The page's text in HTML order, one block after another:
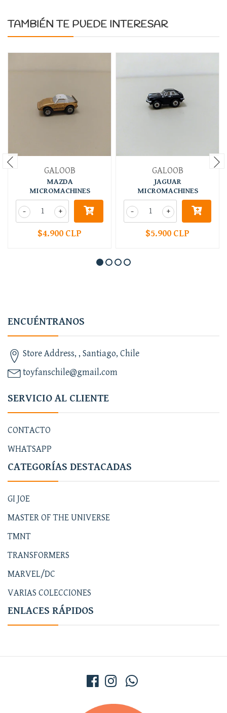
TAMBIÉN TE PUEDE INTERESAR
GALOOB
MAZDA
MICROMACHINES
+
-
$4.900 CLP
GALOOB
JAGUAR
MICROMACHINES
+
-
$5.900 CLP
ENCUÉNTRANOS
Store Address, , Santiago, Chile
toyfanschile@gmail.com
SERVICIO AL CLIENTE
CONTACTO
WHATSAPP
CATEGORÍAS DESTACADAS
GI JOE
MASTER OF THE UNIVERSE
TMNT
TRANSFORMERS
MARVEL/DC
VARIAS COLECCIONES
ENLACES RÁPIDOS